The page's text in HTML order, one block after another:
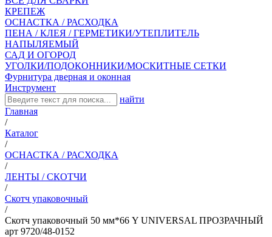
КРЕПЕЖ
ОСНАСТКА / РАСХОДКА
ПЕНА / КЛЕЯ / ГЕРМЕТИКИ/УТЕПЛИТЕЛЬ
НАПЫЛЯЕМЫЙ
САД И ОГОРОД
УГОЛКИ/ПОДОКОННИКИ/МОСКИТНЫЕ СЕТКИ
Фурнитура дверная и оконная
Инструмент
найти
Главная
/
Каталог
/
ОСНАСТКА / РАСХОДКА
/
ЛЕНТЫ / СКОТЧИ
/
Скотч упаковочный
/
Скотч упаковочный 50 мм*66 Y UNIVERSAL ПРОЗРАЧНЫЙ
арт 9720/48-0152